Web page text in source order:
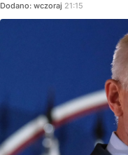
Dodano: wczoraj 21:15